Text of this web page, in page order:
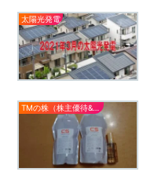
太陽光発電
TMの株（株主優待&配当）